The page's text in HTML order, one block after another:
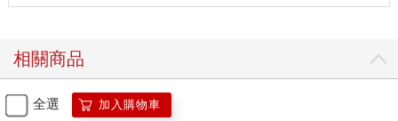
相關商品
全選 加入購物車